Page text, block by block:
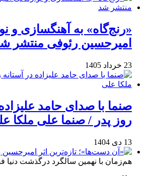
«رنج‌گاه» به آهنگسازی و
امیرحسین رئوفی منتشر
23 خرداد 1405
صنما با صدای حامد
روز پدر / صنما علی ملکا
13 دی 1404
هم‌زمان با نهمین سالگرد درگذشت دنیا